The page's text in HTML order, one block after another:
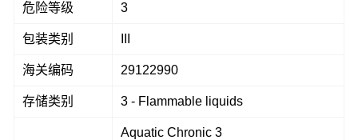
危险等级 3
包装类别
海关编码 29122990
存储类别 3 - Flammable liquids
Aquatic Chronic 3